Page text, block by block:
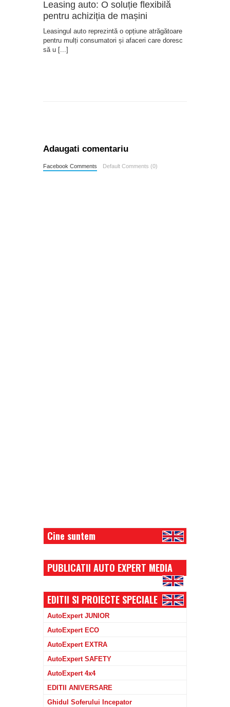
Leasing auto: O soluție flexibilă
pentru achiziția de mașini
Leasingul auto reprezintă o opțiune atrăgătoare
pentru mulți consumatori și afaceri care doresc
să u [...]
Adaugati comentariu
Facebook Comments Default Comments (0)
Cine suntem
PUBLICATII AUTO EXPERT MEDIA
EDITII SI PROIECTE SPECIALE
AutoExpert JUNIOR
AutoExpert ECO
AutoExpert EXTRA
AutoExpert SAFETY
AutoExpert 4x4
EDITII ANIVERSARE
Ghidul Soferului Incepator